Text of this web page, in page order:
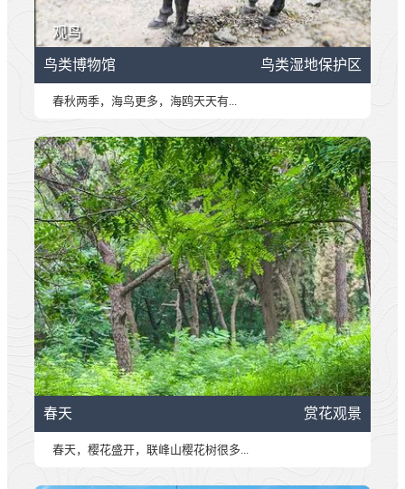
观鸟
鸟类博物馆 鸟类湿地保护区
春秋两季，海鸟更多，海鸥天天有...
春天 赏花观景
春天，樱花盛开，联峰山樱花树很多...